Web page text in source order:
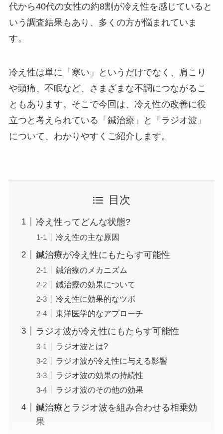
代から40代の女性の約8割が冷え性を感じていると
いう調査結果もあり、多くの方が悩まれていま
す。
冷え性は単に「寒い」というだけでなく、肩こり
や頭痛、不眠など、さまざまな不調につながるこ
ともあります。そこで今回は、冷え性の改善に役
立つと考えられている「鍼治療」と「ラジオ波」
について、わかりやすくご紹介します。
目次
冷え性ってどんな状態?
冷え性の主な原因
鍼治療が冷え性にもたらす可能性
鍼治療のメカニズム
鍼治療の効果について
冷え性に効果的なツボ
東洋医学的なアプローチ
ラジオ波が冷え性にもたらす可能性
ラジオ波とは?
ラジオ波が冷え性に与える影響
ラジオ波の効果の持続性
ラジオ波のその他の効果
鍼治療とラジオ波を組み合わせる相乗効
果